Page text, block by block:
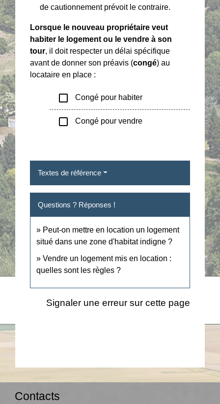
de cautionnement prévoit le contraire.
Lorsque le nouveau propriétaire veut
habiter le logement ou le vendre à son
tour, il doit respecter un délai spécifique
avant de donner son préavis (congé) au
locataire en place :
check_box_outline_blank Congé pour habiter
check_box_outline_blank Congé pour vendre
Textes de référence
Questions ? Réponses !
Peut-on mettre en location un logement
situé dans une zone d'habitat indigne ?
Vendre un logement mis en location :
quelles sont les règles ?
Signaler une erreur sur cette page
Contacts